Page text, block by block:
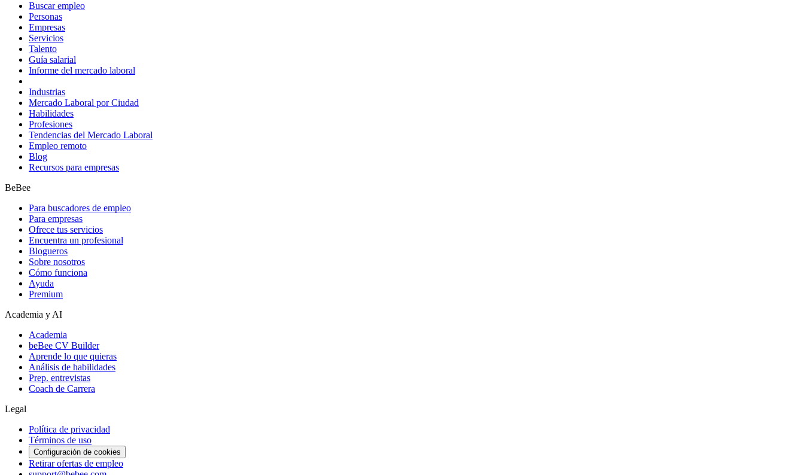
Buscar empleo
Personas
Empresas
Servicios
Talento
Guía salarial
Informe del mercado laboral
Industrias
Mercado Laboral por Ciudad
Habilidades
Profesiones
Tendencias del Mercado Laboral
Empleo remoto
Blog
Recursos para empresas
BeBee
Para buscadores de empleo
Para empresas
Ofrece tus servicios
Encuentra un profesional
Blogueros
Sobre nosotros
Cómo funciona
Ayuda
Premium
Academia y AI
Academia
beBee CV Builder
Aprende lo que quieras
Análisis de habilidades
Prep. entrevistas
Coach de Carrera
Legal
Política de privacidad
Términos de uso
Configuración de cookies
Retirar ofertas de empleo